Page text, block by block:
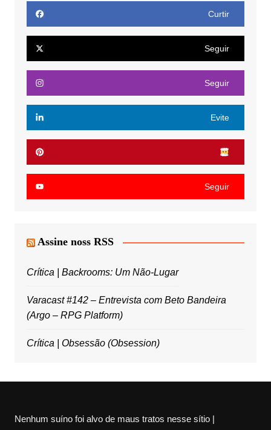
Curtir
Seguir
Seguir
Evite
Seguir
Assine noss RSS
Crítica | Backrooms: Um Não-Lugar
Varacast #142 – Entrevista com Beto Bandeira
(Argo – RPG Platform)
Crítica | Obsessão (Obsession)
Nenhum suíno foi alvo de maus tratos nesse sítio |